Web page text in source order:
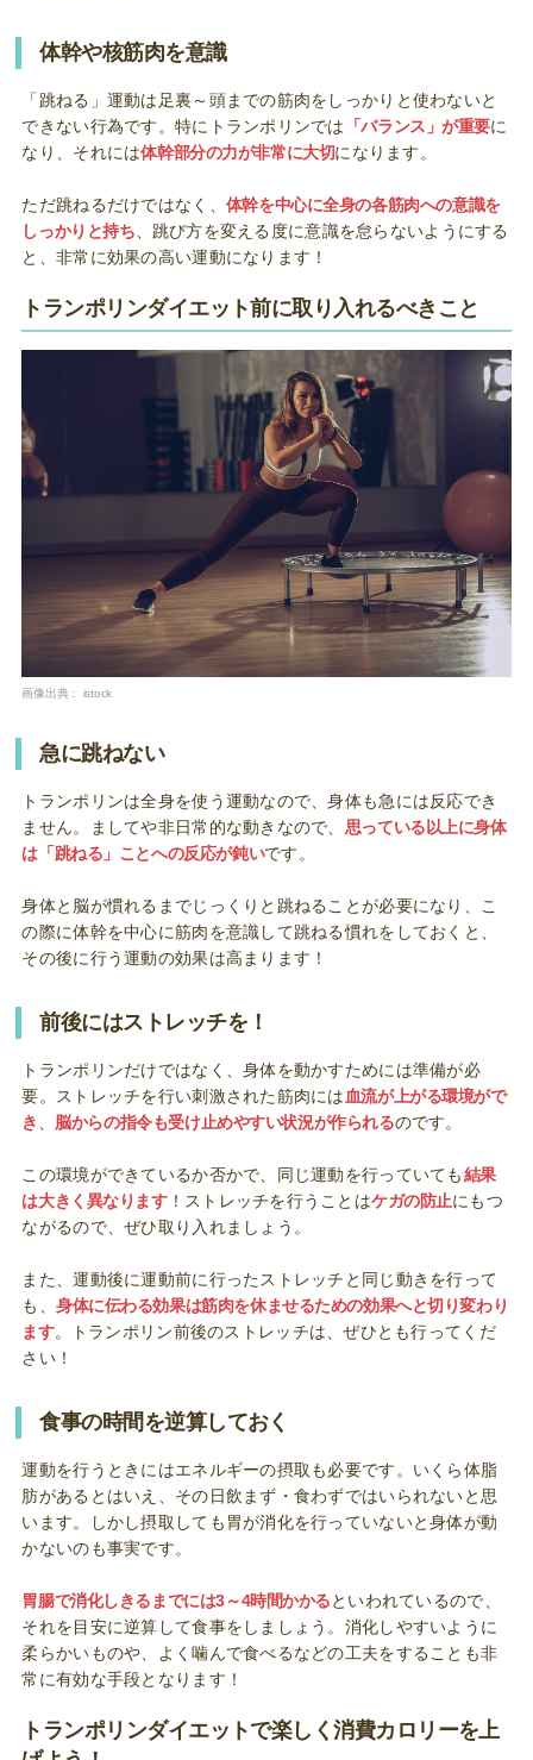
体幹や核筋肉を意識
「跳ねる」運動は足裏～頭までの筋肉をしっかりと使わないと
できない行為です。特にトランポリンでは
「バランス」が重要に
なり、それには体幹部分の力が非常に大切になります。
ただ跳ねるだけではなく、 体幹を中心に全身の各筋肉への意識を
しっかりと持ち、跳び方を変える度に意識を怠らないようにする
と、非常に効果の高い運動になります！
トランポリンダイエット前に取り入れるべきこと
画像出典： istock
急に跳ねない
トランポリンは全身を使う運動なので、身体も急には反応でき
ません。ましてや非日常的な動きなので、 思っている以上に身体
は「跳ねる」ことへの反応が鈍いです。
身体と脳が慣れるまでじっくりと跳ねることが必要になり、こ
の際に体幹を中心に筋肉を意識して跳ねる慣れをしておくと、
その後に行う運動の効果は高まります！
前後にはストレッチを！
トランポリンだけではなく、身体を動かすためには準備が必
要。ストレッチを行い刺激された筋肉には 血流が上がる環境がで
き
脳からの指令も受け止めやすい状況が作られるのです。
この環境ができているか否かで、同じ運動を行っていても結果
は大きく異なります！ストレッチを行うことはケガの防止にもつ
ながるので、ぜひ取り入れましょう。
また、運動後に運動前に行ったストレッチと同じ動きを行って
も、 身体に伝わる効果は筋肉を休ませるための効果へと切り変わり
ます。トランポリン前後のストレッチは、ぜひとも行ってくだ
さい！
食事の時間を逆算しておく
運動を行うときにはエネルギーの摂取も必要です。いくら体脂
肪があるとはいえ、その日飲まず・食わずではいられないと思
います。しかし摂取しても胃が消化を行っていないと身体が動
かないのも事実です。
胃腸で消化しきるまでには3～4時間かかるといわれているので、
それを目安に逆算して食事をしましょう。消化しやすいように
柔らかいものや、よく噛んで食べるなどの工夫をすることも非
常に有効な手段となります！
トランポリンダイエットで楽しく消費カロリーを上